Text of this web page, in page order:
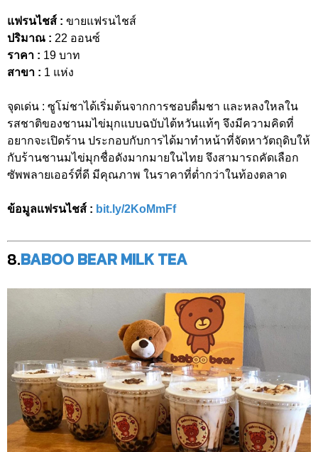
แฟรนไชส์ : ขายแฟรนไชส์
ปริมาณ : 22 ออนซ์
ราคา : 19 บาท
สาขา : 1 แห่ง
จุดเด่น : ซูโม่ชาได้เริ่มต้นจากการชอบดื่มชา และหลงใหลใน
รสชาติของชานมไข่มุกแบบฉบับไต้หวันแท้ๆ จึงมีความคิดที่
อยากจะเปิดร้าน ประกอบกับการได้มาทำหน้าที่จัดหาวัตถุดิบให้
กับร้านชานมไข่มุกชื่อดังมากมายในไทย จึงสามารถคัดเลือก
ซัพพลายเออร์ที่ดี มีคุณภาพ ในราคาที่ต่ำกว่าในท้องตลาด
ข้อมูลแฟรนไชส์ : bit.ly/2KoMmFf
8.BABOO BEAR MILK TEA